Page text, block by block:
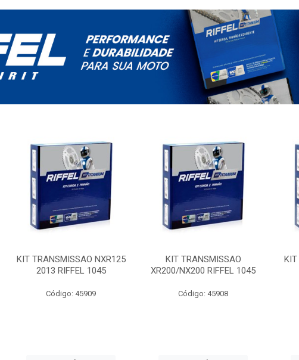
KIT TRANSMISSAO NXR125
2013 RIFFEL 1045
Código: 45909
KIT TRANSMISSAO
XR200/NX200 RIFFEL 1045
Código: 45908
KIT